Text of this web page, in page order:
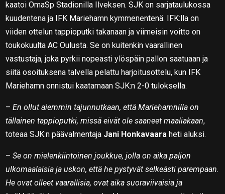
kaatoi OmaSp Stadionilla Ilveksen. SJK on sarjataulukossa
kuudentena ja IFK Mariehamn kymmenentenä. IFK:lla on
viiden ottelun tappioputki takanaan ja viimeisin voitto on
toukokuulta AC Oulusta. Se on kuitenkin vaarallinen
vastustaja, joka pyrkii nopeasti ylöspäin pallon saatuaan ja
siitä osoituksena talvella pelattu harjoitusottelu, kun IFK
Mariehamn onnistui kaatamaan SJK:n 2-0 tuloksella.
–En ollut aiemmin tajunnutkaan, että Mariehamnilla on
tällainen tappioputki, missä eivät ole saaneet maaliakaan,
toteaa SJK:n päävalmentaja Jani Honkavaara heti aluksi.
–Se on mielenkiintoinen joukkue, jolla on aika paljon
ulkomaalaisia ja uskon, että he pystyvät selkeästi parempaan.
He ovat olleet vaarallisia, ovat aika suoraviivaisia ja